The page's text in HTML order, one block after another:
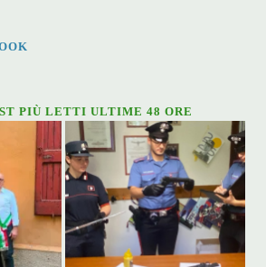
PIÙ LETTI ULTIME 48 ORE